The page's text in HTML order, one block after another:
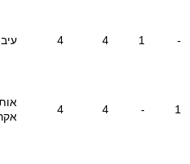
-
1
4
4
1
-
4
4